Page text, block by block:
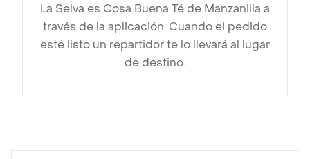
La Selva es Cosa Buena Té de Manzanilla a
través de la aplicación. Cuando el pedido
esté listo un repartidor te lo llevará al lugar
de destino.